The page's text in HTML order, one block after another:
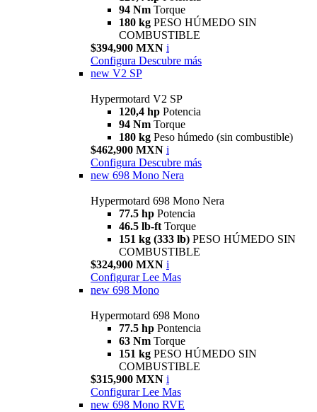
94 Nm Torque
180 kg PESO HÚMEDO SIN
COMBUSTIBLE
$394,900 MXN i
Configura Descubre más
new V2 SP
Hypermotard V2 SP
120,4 hp Potencia
94 Nm Torque
180 kg Peso húmedo (sin combustible)
$462,900 MXN i
Configura Descubre más
new 698 Mono Nera
Hypermotard 698 Mono Nera
77.5 hp Potencia
46.5 lb-ft Torque
151 kg (333 lb) PESO HÚMEDO SIN
COMBUSTIBLE
$324,900 MXN i
Configurar Lee Mas
new 698 Mono
Hypermotard 698 Mono
77.5 hp Pontencia
63 Nm Torque
151 kg PESO HÚMEDO SIN
COMBUSTIBLE
$315,900 MXN i
Configurar Lee Mas
new 698 Mono RVE